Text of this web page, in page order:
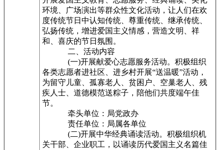
环境、广场演出等群众性文化活动，让人们在欢
度传统节日中认知传统、尊重传统、继承传统、
弘扬传统，增进爱国主义情感，营造文明、祥
和、喜庆的节日氛围。
二、活动内容
(一)开展献爱心志愿服务活动。积极组织
各类志愿者进社区、进乡村开展“送温暖”活动，
为留守儿童、孤寡老人、贫困户、空巢老人、残
疾人士、道德模范送粽子，陪他们共度端午佳
节。
牵头单位：局党政办
责任单位：局属各单位
(二)开展中华经典诵读活动。积极组织机
关干部、企业职工，以诵读历代爱国主义名篇佳